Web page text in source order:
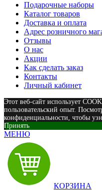
Подарочные наборы
Каталог товаров
Доставка и оплата
Адрес розничного
Отзывы
О нас
Акции
Как сделать заказ
Контакты
Личный кабинет
Этот веб-сайт использует
пользовательский опыт.
конфиденциальности, чтобы
Принять
МЕНЮ
КОРЗИНА